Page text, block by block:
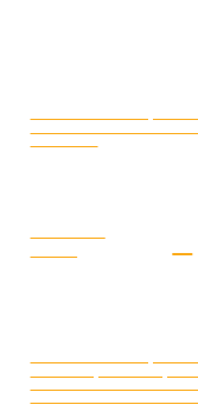
VIVERONE!
VINCONO LE DUE GARE
SERAFINO BARLESI E